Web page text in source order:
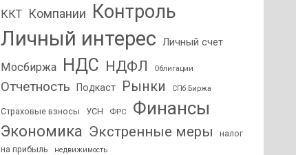
ККТ Компании Контроль
Личный интерес Личный счет
Мосбиржа НДС НДФЛ Облигации
Отчетность Подкаст Рынки СПб Биржа
Страховые взносы УСН ФРС Финансы
Экономика Экстренные меры
налог
на прибыль
недвижимость